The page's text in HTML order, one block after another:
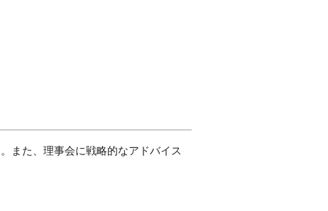
また、理事会に戦略的なアドバイス